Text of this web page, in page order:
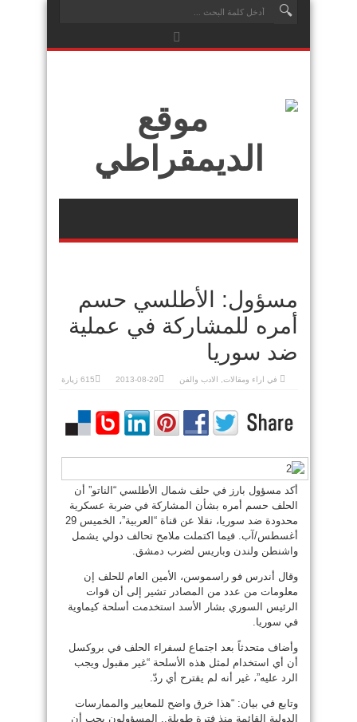
مسؤول: الأطلسي حسم
أمره للمشاركة في عملية
ضد سوريا
في اراء ومقالات الادب والفن 2013-08-29 615 زيارة
أكد مسؤول بارز في حلف شمال الأطلسي “الناتو” أن
الحلف حسم أمره بشأن المشاركة في ضربة عسكرية
محدودة ضد سوريا، نقلا عن قناة “العربية”، الخميس 29
أغسطس/آب. فيما اكتملت ملامح تحالف دولي يشمل
واشنطن ولندن وباريس لضرب دمشق.
وقال أندرس فو راسموسن، الأمين العام للحلف إن
معلومات من عدد من المصادر تشير إلى أن قوات
الرئيس السوري بشار الأسد استخدمت أسلحة كيماوية
في سوريا.
وأضاف متحدثاً بعد اجتماع لسفراء الحلف في بروكسل
أن أي استخدام لمثل هذه الأسلحة “غير مقبول ويجب
الرد عليه”، غير أنه لم يقترح أي ردّ.
وتابع في بيان: “هذا خرق واضح للمعايير والممارسات
الدولية القائمة منذ فترة طويلة.. المسؤولون يجب أن